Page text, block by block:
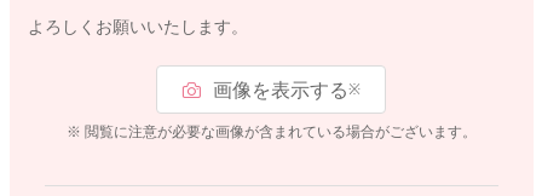
よろしくお願いいたします。
画像を表示する※
※ 閲覧に注意が必要な画像が含まれている場合がございます。